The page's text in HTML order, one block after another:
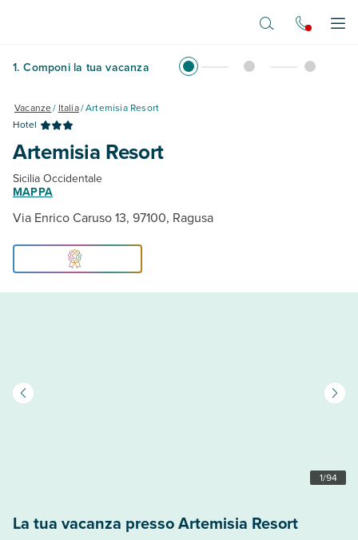
1. Componi la tua vacanza
Vacanze/ Italia/Artemisia Resort
Hotel
Artemisia Resort
Sicilia Occidentale
MAPPA
Via Enrico Caruso 13, 97100, Ragusa
1/94
La tua vacanza presso Artemisia Resort